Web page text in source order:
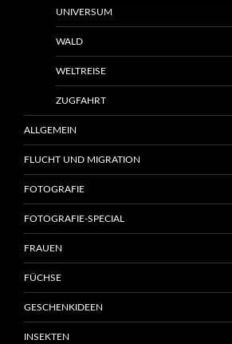
UNIVERSUM
WALD
WELTREISE
ZUGFAHRT
ALLGEMEIN
FLUCHT UND MIGRATION
FOTOGRAFIE
FOTOGRAFIE-SPECIAL
FRAUEN
FÜCHSE
GESCHENKIDEEN
INSEKTEN